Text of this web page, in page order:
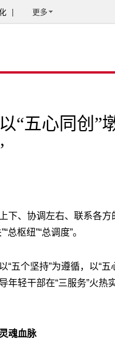
更多
“五心同创”
下、协调左右、联系各
枢纽”“总调度”。
“五个坚持”为遵循，以“
年轻干部在“三服务”火热
魂血脉